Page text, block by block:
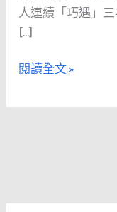
人連續「巧遇」
[…]
勝
經
《第
1
閱讀全文 »